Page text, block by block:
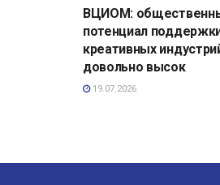
ВЦИОМ:
потенциал
креативных
довольно высок
19.07.2026